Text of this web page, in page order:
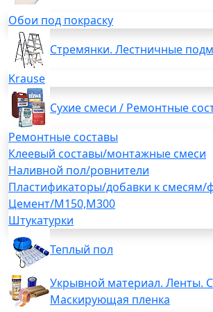
Обои под покраску
Стремянки. Лестничные
Krause
Сухие смеси / Ремонтные
Ремонтные составы
Клеевый составы/монтажные смеси
Наливной пол/ровнители
Пластификаторы/добавки к смесям/
Цемент/М150,М300
Штукатурки
Теплый пол
Укрывной материал. Ленты.
Маскирующая пленка